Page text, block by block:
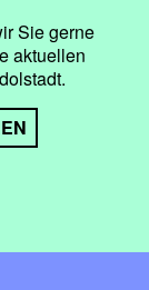
Sie gerne
aktuellen